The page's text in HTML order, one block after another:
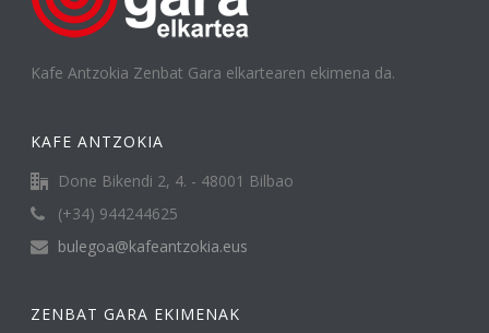
Kafe Antzokia Zenbat Gara elkartearen ekimena da.
KAFE ANTZOKIA
Done Bikendi 2, 4. - 48001 Bilbao
(+34) 944244625
bulegoa@kafeantzokia.eus
ZENBAT GARA EKIMENAK